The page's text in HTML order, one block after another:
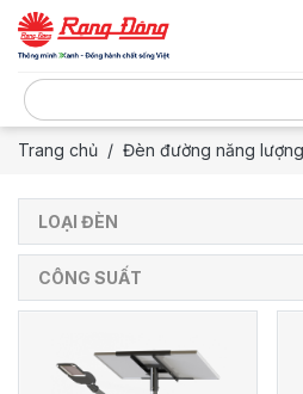
Trang chủ Đèn đường năng
LOẠI ĐÈN
CÔNG SUẤT